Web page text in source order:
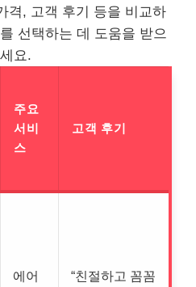
격, 고객 후기 등을 비교하
선택하는 데 도움을 받으
세요.
주요
서비
스
고객 후기
에어
“친절하고 꼼꼼